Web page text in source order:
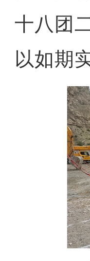
十八团
以如期